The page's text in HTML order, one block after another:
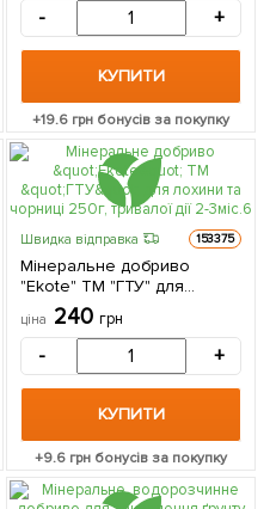
- +
КУПИТИ
+19.6 грн бонусів за покупку
Швидка відправка 153375
Мінеральне добриво
"Ekote" ТМ "ГТУ" для
лохини та чорниці 250г,
тривалої дії 2-3міс.
ціна 240 грн
- +
КУПИТИ
+9.6 грн бонусів за покупку